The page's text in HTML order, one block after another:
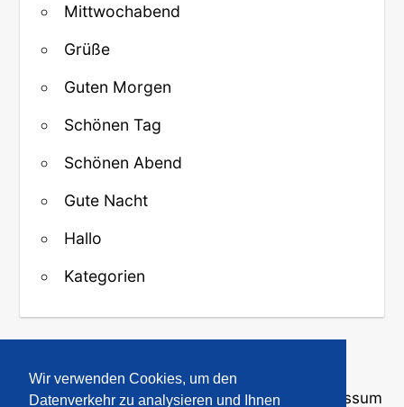
Wir verwenden Cookies, um den
Datenverkehr zu analysieren und Ihnen
Mittwochabend
Grüße
Guten Morgen
Schönen Tag
Schönen Abend
Gute Nacht
Hallo
Kategorien
↑ Zurück zum Anfang
Über uns·Kontakt·Datenschutz Impressum